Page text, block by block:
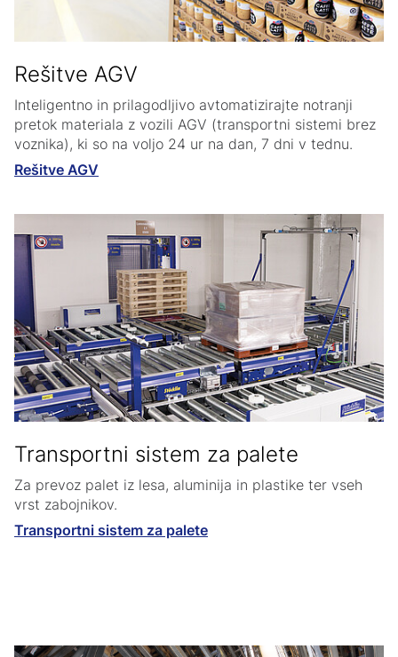
Rešitve AGV
Inteligentno in prilagodljivo avtomatizirajte notranji
pretok materiala z vozili AGV (transportni sistemi brez
voznika), ki so na voljo 24 ur na dan, 7 dni v tednu.
Rešitve AGV
Transportni sistem za palete
Za prevoz palet iz lesa, aluminija in plastike ter vseh
vrst zabojnikov.
Transportni sistem za palete